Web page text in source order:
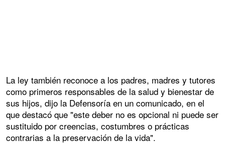
La ley también reconoce a los padres, madres y tutores
como primeros responsables de la salud y bienestar de
sus hijos, dijo la Defensoría en un comunicado, en el
que destacó que "este deber no es opcional ni puede ser
sustituido por creencias, costumbres o prácticas
contrarias a la preservación de la vida".